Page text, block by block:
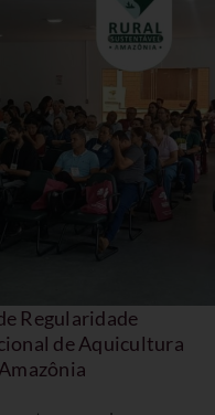
Regularidade
de Aquicultura